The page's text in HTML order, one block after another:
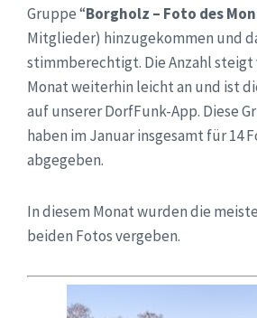
Gruppe “Borgholz – Foto des
Mitglieder) hinzugekommen und
stimmberechtigt. Die Anzahl steigt
Monat weiterhin leicht an und ist
auf unserer DorfFunk-App. Diese
haben im Januar insgesamt für 14
abgegeben.
In diesem Monat wurden die
beiden Fotos vergeben.